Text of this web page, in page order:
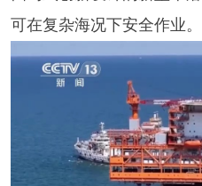
可在复杂海况下安全作业。